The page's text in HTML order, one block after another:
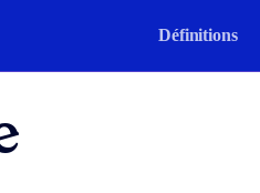
Définitions